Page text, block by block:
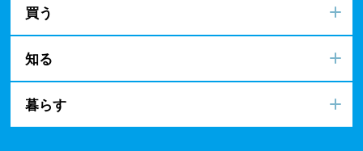
買う
知る
暮らす